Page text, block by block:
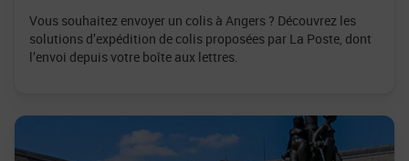
Vous souhaitez envoyer un colis à Angers ? Découvrez les
solutions d’expédition de colis proposées par La Poste, dont
l’envoi depuis votre boîte aux lettres.